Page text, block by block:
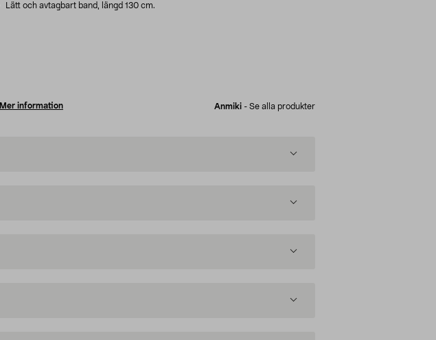
Lätt och avtagbart band, längd 130 cm.
Mer information Anmiki - Se alla produkter